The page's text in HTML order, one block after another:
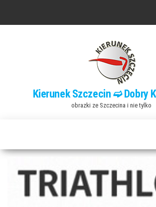
Kierunek Szczecin ➫ Dobry
obrazki ze Szczecina i nie tylko